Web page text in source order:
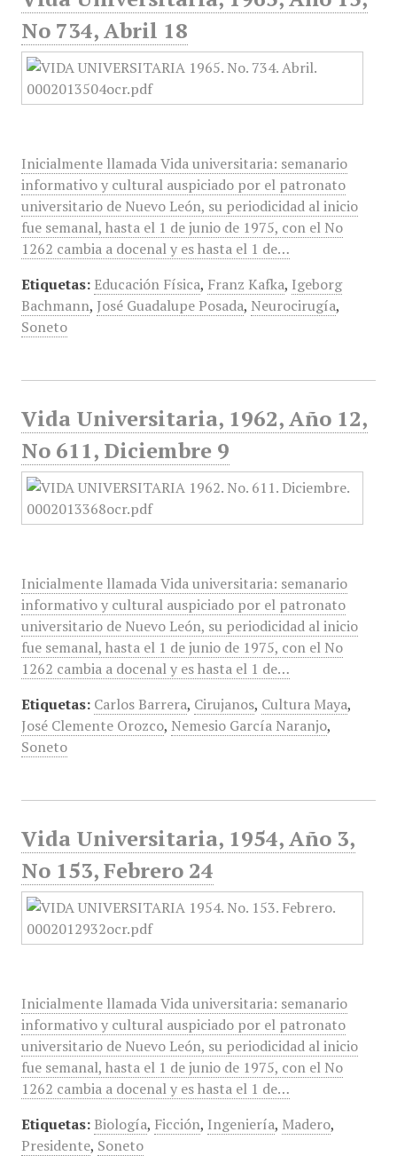
No 734, Abril 18
Inicialmente llamada Vida universitaria: semanario
informativo y cultural auspiciado por el patronato
universitario de Nuevo León, su periodicidad al inicio
fue semanal, hasta el 1 de junio de 1975, con el No
1262 cambia a docenal y es hasta el 1 de…
Etiquetas: Educación Física, Franz Kafka, Igeborg
Bachmann, José Guadalupe Posada, Neurocirugía,
Soneto
Vida Universitaria, 1962, Año 12,
No 611, Diciembre 9
Inicialmente llamada Vida universitaria: semanario
informativo y cultural auspiciado por el patronato
universitario de Nuevo León, su periodicidad al inicio
fue semanal, hasta el 1 de junio de 1975, con el No
1262 cambia a docenal y es hasta el 1 de…
Etiquetas: Carlos Barrera, Cirujanos, Cultura Maya,
José Clemente Orozco, Nemesio García Naranjo,
Soneto
Vida Universitaria, 1954, Año 3,
No 153, Febrero 24
Inicialmente llamada Vida universitaria: semanario
informativo y cultural auspiciado por el patronato
universitario de Nuevo León, su periodicidad al inicio
fue semanal, hasta el 1 de junio de 1975, con el No
1262 cambia a docenal y es hasta el 1 de…
Etiquetas: Biología, Ficción, Ingeniería, Madero,
Presidente, Soneto